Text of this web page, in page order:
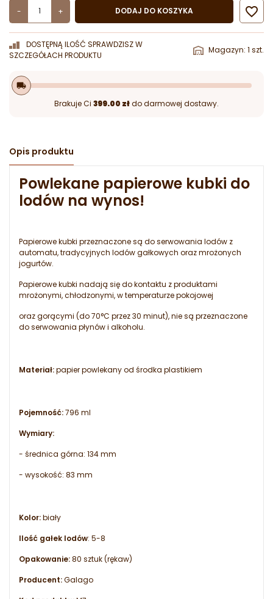
- + DODAJ DO KOSZYKA 
DOSTĘPNĄ ILOŚĆ SPRAWDZISZ W
SZCZEGÓŁACH PRODUKTU
Magazyn: 1 szt.
local_shipping
Brakuje Ci 399.00 złdo darmowej dostawy.
Opis produktu
Powlekane papierowe kubki do
lodów na wynos!
Papierowe kubki przeznaczone są do serwowania lodów z
automatu, tradycyjnych lodów gałkowych oraz mrożonych
jogurtów.
Papierowe kubki nadają się do kontaktu z produktami
mrożonymi, chłodzonymi, w temperaturze pokojowej
oraz gorącymi (do 70°C przez 30 minut), nie są przeznaczone
do serwowania płynów i alkoholu.
Materiał:papier powlekany od środka plastikiem
Pojemność:796 ml
Wymiary:
- średnica górna: 134 mm
- wysokość: 83 mm
Kolor:biały
Ilość gałek lodów: 5-8
Opakowanie:80 sztuk (rękaw)
Producent:Galago